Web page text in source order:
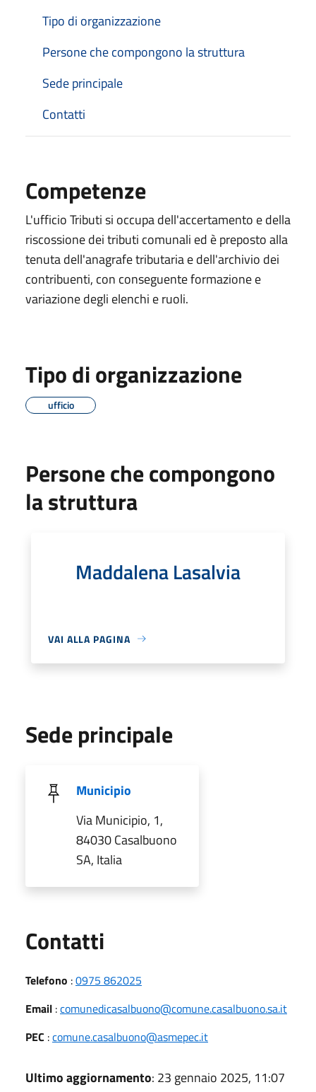
Tipo di organizzazione
Persone che compongono la struttura
Sede principale
Contatti
Competenze
L'ufficio Tributi si occupa dell'accertamento e della
riscossione dei tributi comunali ed è preposto alla
tenuta dell'anagrafe tributaria e dell'archivio dei
contribuenti, con conseguente formazione e
variazione degli elenchi e ruoli.
Tipo di organizzazione
ufficio
Persone che compongono
la struttura
Maddalena Lasalvia
VAI ALLA PAGINA
Sede principale
Municipio
Via Municipio, 1,
84030 Casalbuono
SA, Italia
Contatti
Telefono :0975 862025
Email :comunedicasalbuono@comune.casalbuono.sa.it
PEC :comune.casalbuono@asmepec.it
Ultimo aggiornamento: 23 gennaio 2025, 11:07